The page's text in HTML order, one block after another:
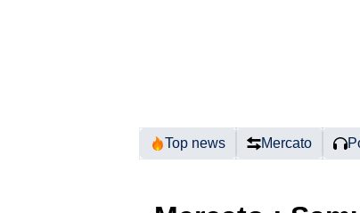
Top news Mercato